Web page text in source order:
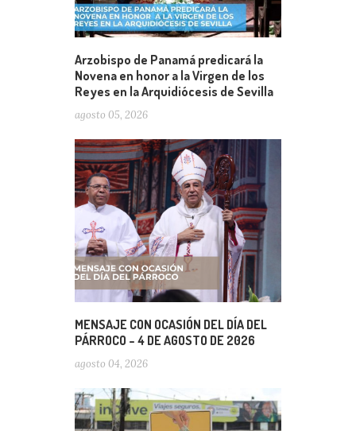
Arzobispo de Panamá predicará la
Novena en honor a la Virgen de los
Reyes en la Arquidiócesis de Sevilla
agosto 05, 2026
MENSAJE CON OCASIÓN DEL DÍA DEL
PÁRROCO – 4 DE AGOSTO DE 2026
agosto 04, 2026